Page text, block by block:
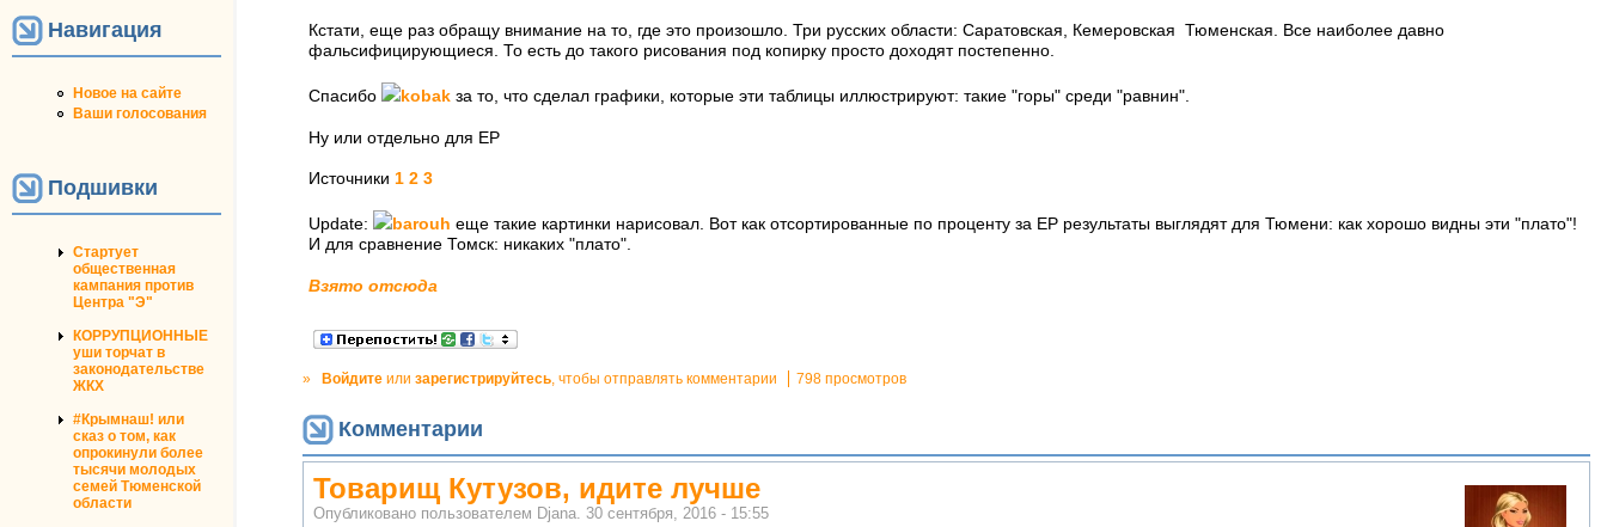
Навигация
Новое на сайте
Ваши голосования
Подшивки
Стартует
общественная
кампания против
Центра "Э"
КОРРУПЦИОННЫЕ
уши торчат в
законодательстве
ЖКХ
#Крымнаш! или
сказ о том, как
опрокинули более
тысячи молодых
семей Тюменской
области
Кстати, еще раз обращу внимание на то, где это произошло. Три русских области: Саратовская, Кемеровская Тюменская. Все наиболее давно
фальсифицирующиеся. То есть до такого рисования под копирку просто доходят постепенно.
Спасибо kobak за то, что сделал графики, которые эти таблицы иллюстрируют: такие "горы" среди "равнин".
Ну или отдельно для ЕР
Источники 1 2 3
Update: barouh еще такие картинки нарисовал. Вот как отсортированные по проценту за ЕР результаты выглядят для Тюмени: как хорошо видны эти "плато"!
И для сравнение Томск: никаких "плато".
Взято отсюда
» Войдите или зарегистрируйтесь , чтобы отправлять комментарии 798 просмотров
Комментарии
Товарищ Кутузов, идите лучше
Опубликовано пользователем Djana. 30 сентября, 2016 - 15:55